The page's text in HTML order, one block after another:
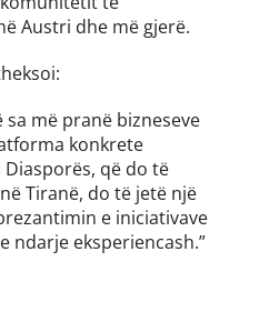
Austri dhe më gjerë.
më pranë bizneseve
konkrete
që do të
Tiranë, do të jetë një
e iniciativave
ndarje eksperiencash.”